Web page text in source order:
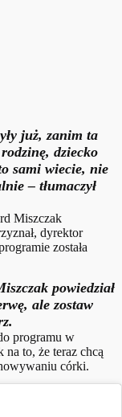
już, zanim ta
dziecko
sami wiecie, nie
– tłumaczył
Miszczak
dyrektor
została
powiedział
ale zostaw
programu w
to, że teraz chcą
córki.